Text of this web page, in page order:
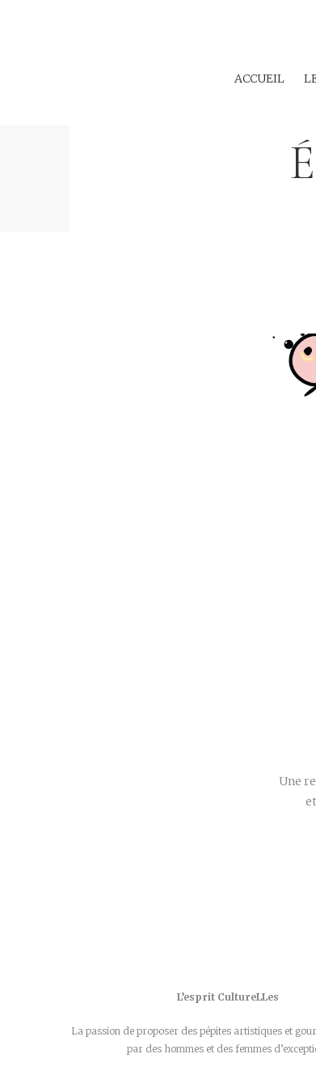
ACCUEIL
Une
L’esprit CultureLLes
La passion de proposer des pépites artistiques et
par des hommes et des femmes